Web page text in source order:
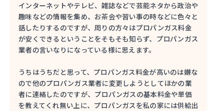
インターネットやテレビ、雑誌などで芸能ネタから政治や
趣味などの情報を集め、お茶会や習い事の時などに色々と
話したりするのですが、周りの方々はプロパンガス料金
が安くできるということをそもそも知らず、プロパンガス
業者の言いなりになっている様に思えます。
うちはうちだと思って、プロパンガス料金が高いのは嫌な
ので他のプロパンガス業者に変更しようとしてほかの業
者に連絡したのですが、プロパンガスの基本料金や単価
を教えてくれ無い上に、プロパンガスを私の家には供給出